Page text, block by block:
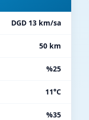
DGD 13 km/sa
50 km
%25
11°C
%35